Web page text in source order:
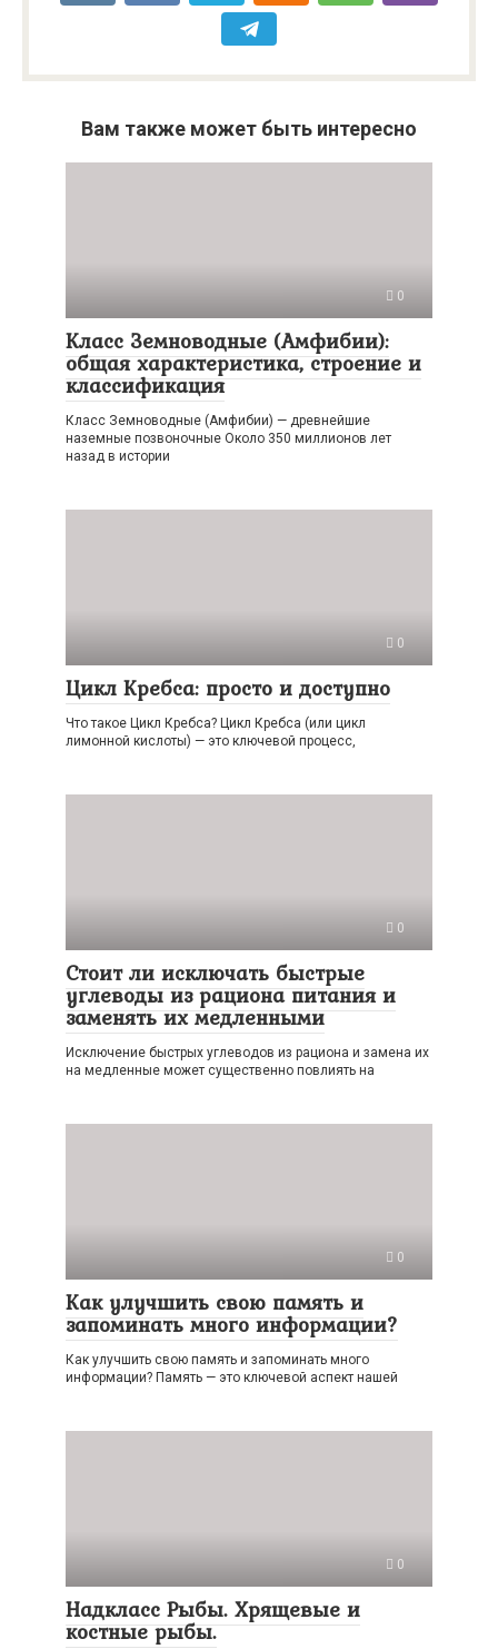
Вам также может быть интересно
0
Класс Земноводные (Амфибии):
общая характеристика, строение и
классификация
Класс Земноводные (Амфибии) — древнейшие
наземные позвоночные Около 350 миллионов лет
назад в истории
0
Цикл Кребса: просто и доступно
Что такое Цикл Кребса? Цикл Кребса (или цикл
лимонной кислоты) — это ключевой процесс,
0
Стоит ли исключать быстрые
углеводы из рациона питания и
заменять их медленными
Исключение быстрых углеводов из рациона и замена их
на медленные может существенно повлиять на
0
Как улучшить свою память и
запоминать много информации?
Как улучшить свою память и запоминать много
информации? Память — это ключевой аспект нашей
0
Надкласс Рыбы. Хрящевые и
костные рыбы.